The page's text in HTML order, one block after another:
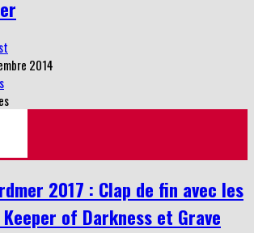
2014
2017 : Clap de fin avec les
of Darkness et Grave